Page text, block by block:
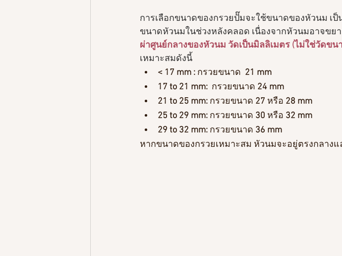
การเลือกขนาดของกรวยปั๊มจะใช้ขนาดของหัวนม เ
ขนาดหัวนมในช่วงหลังคลอด เนื่องจากหัวนมอาจขย
ผ่าศูนย์กลางของหัวนม วัดเป็นมิลลิเมตร (ไม่ใช่วัดข
เหมาะสมดังนี้
< 17 mm : กรวยขนาด 21 mm
17 to 21 mm:
  กรวยขนาด
24 mm
21 to 25 mm: กรวยขนาด 27 หรือ 28 mm
25 to 29 mm: กรวยขนาด 30 หรือ 32 mm
29 to 32 mm: กรวยขนาด 36 mm
หากขนาดของกรวยเหมาะสม หัวนมจะอยู่ตรงกลาง